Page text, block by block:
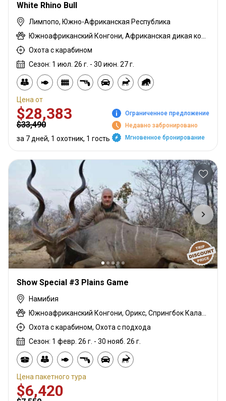
White Rhino Bull
Лимпопо, Южно-Африканская Республика
Охота с карабином
Сезон: 1 июл. 26 г. - 30 июн. 27 г.
Цена от
$28,383
$33,490
за 7 дней, 1 охотник, 1 гость
Ограниченное предложение
Недавно забронировано
Мгновенное бронирование
Show Special #3 Plains Game
Намибия
Южноафриканский Конгони, Орикс, Спрингбок Калахари, Куду, Бородавочник
Охота с карабином, Охота с подхода
Сезон: 1 февр. 26 г. - 30 нояб. 26 г.
Цена пакетного тура
$6,420